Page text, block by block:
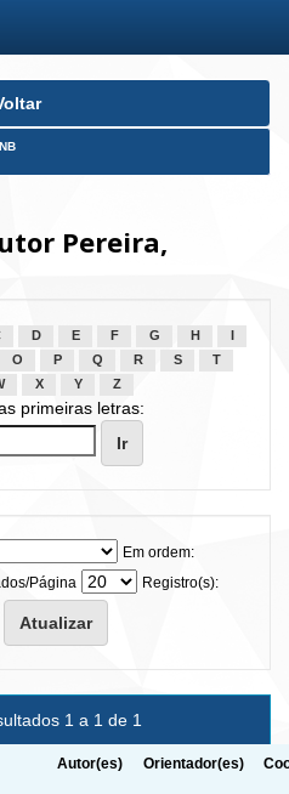
Pereira,
D E F G H
O P Q R S
T
X Y Z
primeiras letras:
Em ordem:
Página
Registro(s):
1 a 1 de 1
Autor(es) Orientador(es)